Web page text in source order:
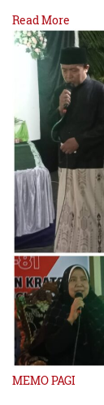
Read More
MEMO PAGI